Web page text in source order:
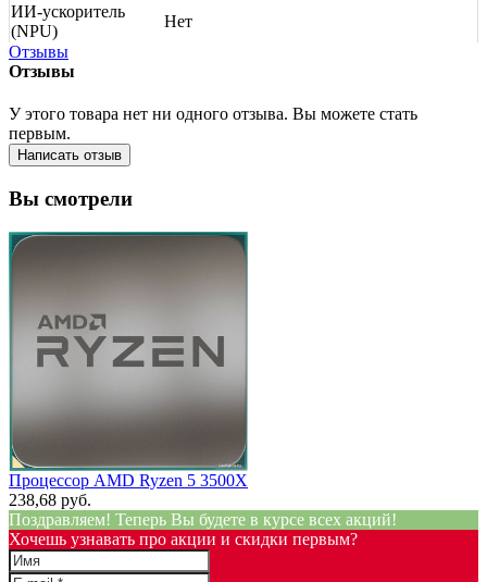
ИИ-ускоритель
(NPU)
Нет
Отзывы
Отзывы
У этого товара нет ни одного отзыва. Вы можете стать
первым.
Написать отзыв
Вы смотрели
Процессор AMD Ryzen 5 3500X
238,68 руб.
Поздравляем! Теперь Вы будете в курсе всех акций!
Хочешь узнавать про акции и скидки первым?